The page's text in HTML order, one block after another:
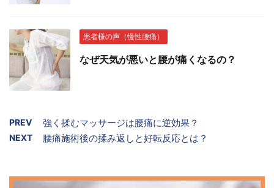
患者様の声（慢性腰痛）
なぜ天気が悪いと腰が痛くなるの？
PREV 強く揉むマッサージは腰痛に逆効果？
NEXT 腰痛施術後の揉み返しと好転反応とは？